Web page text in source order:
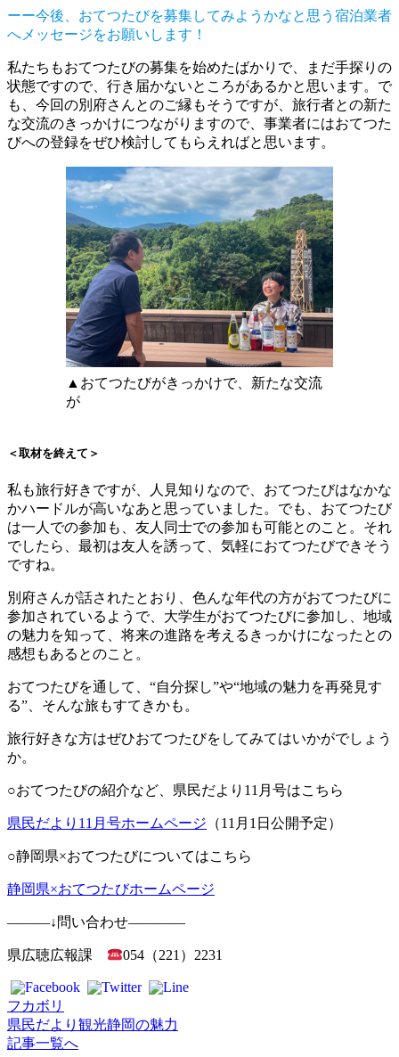
ーー今後、おてつたびを募集してみようかなと思う宿泊業者
へメッセージをお願いします！
私たちもおてつたびの募集を始めたばかりで、まだ手探りの
状態ですので、行き届かないところがあるかと思います。で
も、今回の別府さんとのご縁もそうですが、旅行者との新た
な交流のきっかけにつながりますので、事業者にはおてつた
びへの登録をぜひ検討してもらえればと思います。
▲おてつたびがきっかけで、新たな交流
が
＜取材を終えて＞
私も旅行好きですが、人見知りなので、おてつたびはなかな
かハードルが高いなあと思っていました。でも、おてつたび
は一人での参加も、友人同士での参加も可能とのこと。それ
でしたら、最初は友人を誘って、気軽におてつたびできそう
ですね。
別府さんが話されたとおり、色んな年代の方がおてつたびに
参加されているようで、大学生がおてつたびに参加し、地域
の魅力を知って、将来の進路を考えるきっかけになったとの
感想もあるとのこと。
おてつたびを通して、“自分探し”や“地域の魅力を再発見す
る”、そんな旅もすてきかも。
旅行好きな方はぜひおてつたびをしてみてはいかがでしょう
か。
○おてつたびの紹介など、県民だより11月号はこちら
県民だより11月号ホームページ （11月1日公開予定）
○静岡県×おてつたびについてはこちら
静岡県×おてつたびホームページ
―――↓問い合わせ――――
県広聴広報課 054（221）2231
フカボリ
県民だより 観光静岡の魅力
記事一覧へ